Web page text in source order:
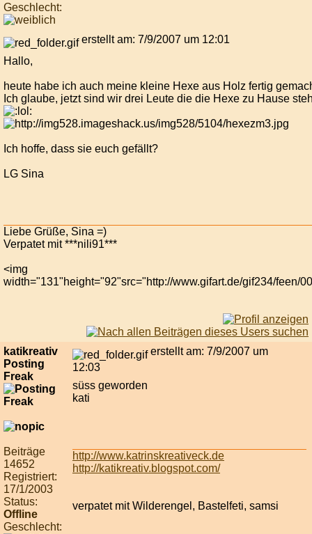
Geschlecht:
erstellt am: 7/9/2007 um 12:01
Hallo,
heute habe ich auch meine kleine Hexe aus Holz fertig
Ich glaube, jetzt sind wir drei Leute die die Hexe zu Hause
Ich hoffe, dass sie euch gefällt?
LG Sina
Liebe Grüße, Sina =)
Verpatet mit ***nili91***
<img
width="131"height="92"src="http://www.gifart.de/gif234/feen/
katikreativ
Posting
Freak
Beiträge
14652
Registriert:
17/1/2003
Status:
Offline
Geschlecht:
erstellt am: 7/9/2007 um
12:03
süss geworden
kati
http://www.katrinskreativeck.de
http://katikreativ.blogspot.com/
verpatet mit Wilderengel, Bastelfeti, samsi